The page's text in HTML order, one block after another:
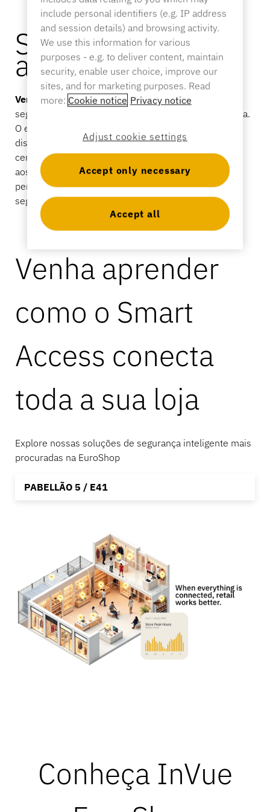
Artigos esportivos
Varejo especializado
Esportes e entretenimento
Hospitalidade e restaurantes
Educação
Etiquetas e destacadores de sensores
Ponto de venda
Suportes para tablets
Entre em contato conosco
Catálogo
Notícias
Segurança que
agiliza o varejo.
Vendas mais rápidas são o resultado de quando a
segurança trabalha a favor da sua loja, e não contra ela.
O ecossistema conectado InVuereúne fechaduras,
displays e caixas registradoras em um único sistema
centralizado. Os funcionários têm acesso instantâneo
aos produtos, os gerentes mantêm o controle das
permissões de acesso e os produtos permanecem
seguros, mas disponíveis para os clientes.
Venha aprender
como o Smart
Access conecta
toda a sua loja
Explore nossas soluções de segurança inteligente mais
procuradas na EuroShop
PABELLÃO 5 / E41
Conheça InVue
include personal identifiers (e.g. IP address
and session details) and browsing activity.
We use this information for various
purposes - e.g. to deliver content, maintain
security, enable user choice, improve our
sites, and for marketing purposes. Read
more: Cookie notice Privacy notice
Adjust cookie settings
Accept only necessary
Accept all